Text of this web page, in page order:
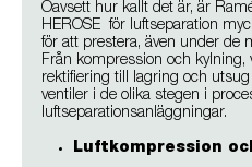
Oavsett hur kallt det är, är
HEROSE för luftseparation
för att prestera, även under de
Från kompression och kylning,
rektifiering till lagring och
ventiler i de olika stegen i
luftseparationsanläggningar.
Luftkompression